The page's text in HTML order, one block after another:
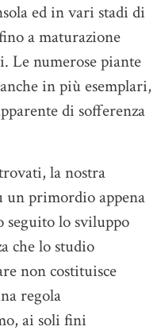
ed in vari stadi di
a maturazione
Le numerose piante
in più esemplari,
di sofferenza
la nostra
un primordio appena
seguito lo sviluppo
che lo studio
non costituisce
regola
ai soli fini